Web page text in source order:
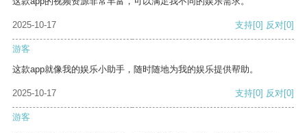
2025-10-17 支持[0] 反对[0]
游客
这款app就像我的娱乐小助手，随时随地为我的娱乐提供帮助。
2025-10-17 支持[0] 反对[0]
游客